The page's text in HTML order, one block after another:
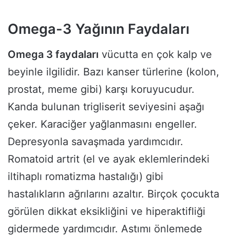
Omega-3 Yağının Faydaları
Omega 3 faydaları vücutta en çok kalp ve
beyinle ilgilidir. Bazı kanser türlerine (kolon,
prostat, meme gibi) karşı koruyucudur.
Kanda bulunan trigliserit seviyesini aşağı
çeker. Karaciğer yağlanmasını engeller.
Depresyonla savaşmada yardımcıdır.
Romatoid artrit (el ve ayak eklemlerindeki
iltihaplı romatizma hastalığı) gibi
hastalıkların ağrılarını azaltır. Birçok çocukta
görülen dikkat eksikliğini ve hiperaktifliği
gidermede yardımcıdır. Astımı önlemede